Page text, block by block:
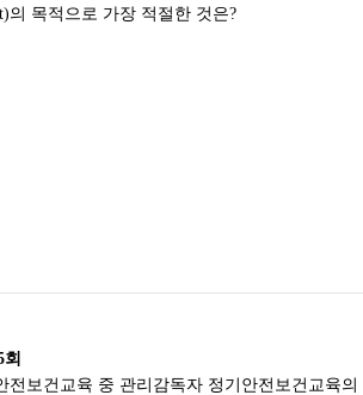
의 목적으로 가장 적절한 것은?
회
전보건교육 중 관리감독자 정기안전보건교육